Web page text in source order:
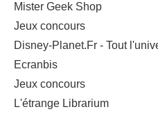
Mister Geek Shop
Jeux concours
Disney-Planet.Fr - Tout
Ecranbis
Jeux concours
L'étrange Librarium